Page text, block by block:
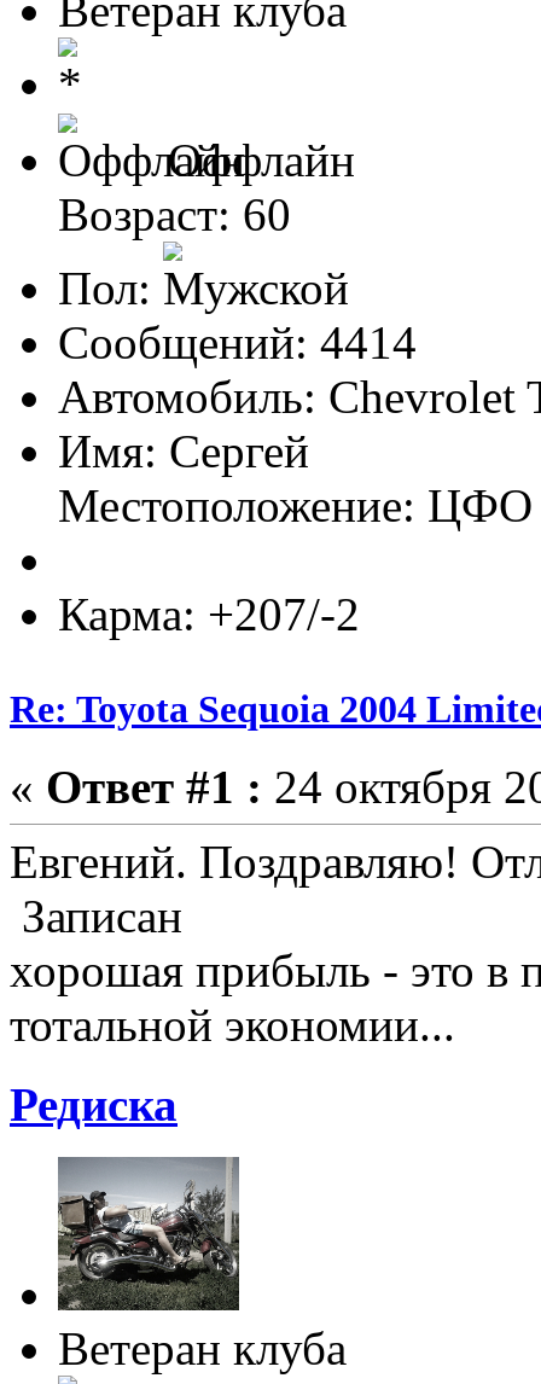
Ветеран клуба
Оффлайн
Возраст: 60
Пол:
Сообщений: 4414
Автомобиль:
Имя: Сергей
Местоположение: ЦФО
Карма: +207/-2
Re: Toyota Sequoia 2004
« Ответ #1 : 24 октября
Евгений. Поздравляю!
Записан
хорошая прибыль - это в
тотальной экономии...
Редиска
Ветеран клуба